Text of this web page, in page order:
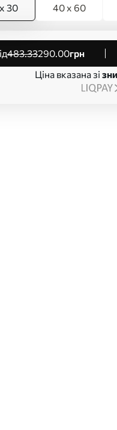
30 40 x 60
від483.33290.00грн
Ціна вказана зі